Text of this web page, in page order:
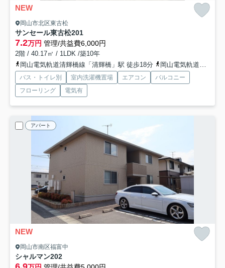
NEW
岡山市北区東古松
サンセール東古松201
7.2万円 管理/共益費6,000円
2階 / 40.17㎡ / 1LDK /築10年
岡山電気軌道清輝橋線「清輝橋」駅 徒歩18分
岡山電気軌道清輝橋線「東中央町」駅 徒歩19分
バス・トイレ別 室内洗濯機置場 エアコン
バルコニー
フローリング
電気有
アパート
NEW
岡山市南区福富中
シャルマン202